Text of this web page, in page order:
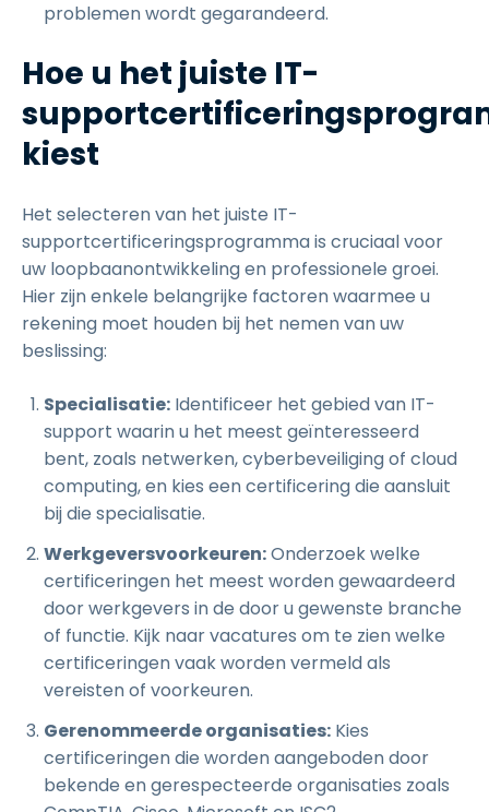
problemen wordt gegarandeerd.
Hoe u het juiste IT-
kiest
Het selecteren van het juiste IT-
supportcertificeringsprogramma is cruciaal voor
uw loopbaanontwikkeling en professionele groei.
Hier zijn enkele belangrijke factoren waarmee u
rekening moet houden bij het nemen van uw
beslissing:
Specialisatie: Identificeer het gebied van IT-
support waarin u het meest geïnteresseerd
bent, zoals netwerken, cyberbeveiliging of cloud
computing, en kies een certificering die aansluit
bij die specialisatie.
Werkgeversvoorkeuren:Onderzoek welke
certificeringen het meest worden gewaardeerd
door werkgevers in de door u gewenste branche
of functie. Kijk naar vacatures om te zien welke
certificeringen vaak worden vermeld als
vereisten of voorkeuren.
Gerenommeerde organisaties: Kies
certificeringen die worden aangeboden door
bekende en gerespecteerde organisaties zoals